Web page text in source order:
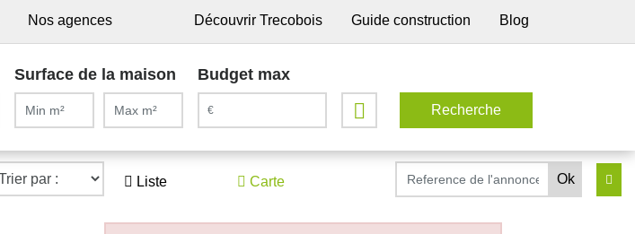
Nos agences Découvrir Trecobois Guide construction Blog
Surface de la maison Budget max
Liste Carte